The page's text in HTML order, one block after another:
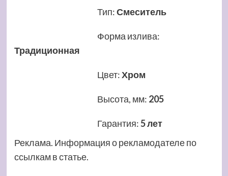
Тип:Смеситель
Форма излива:
Традиционная
Цвет:Хром
Высота, мм: 205
Гарантия:5 лет
Реклама. Информация о рекламодателе по
ссылкам в статье.